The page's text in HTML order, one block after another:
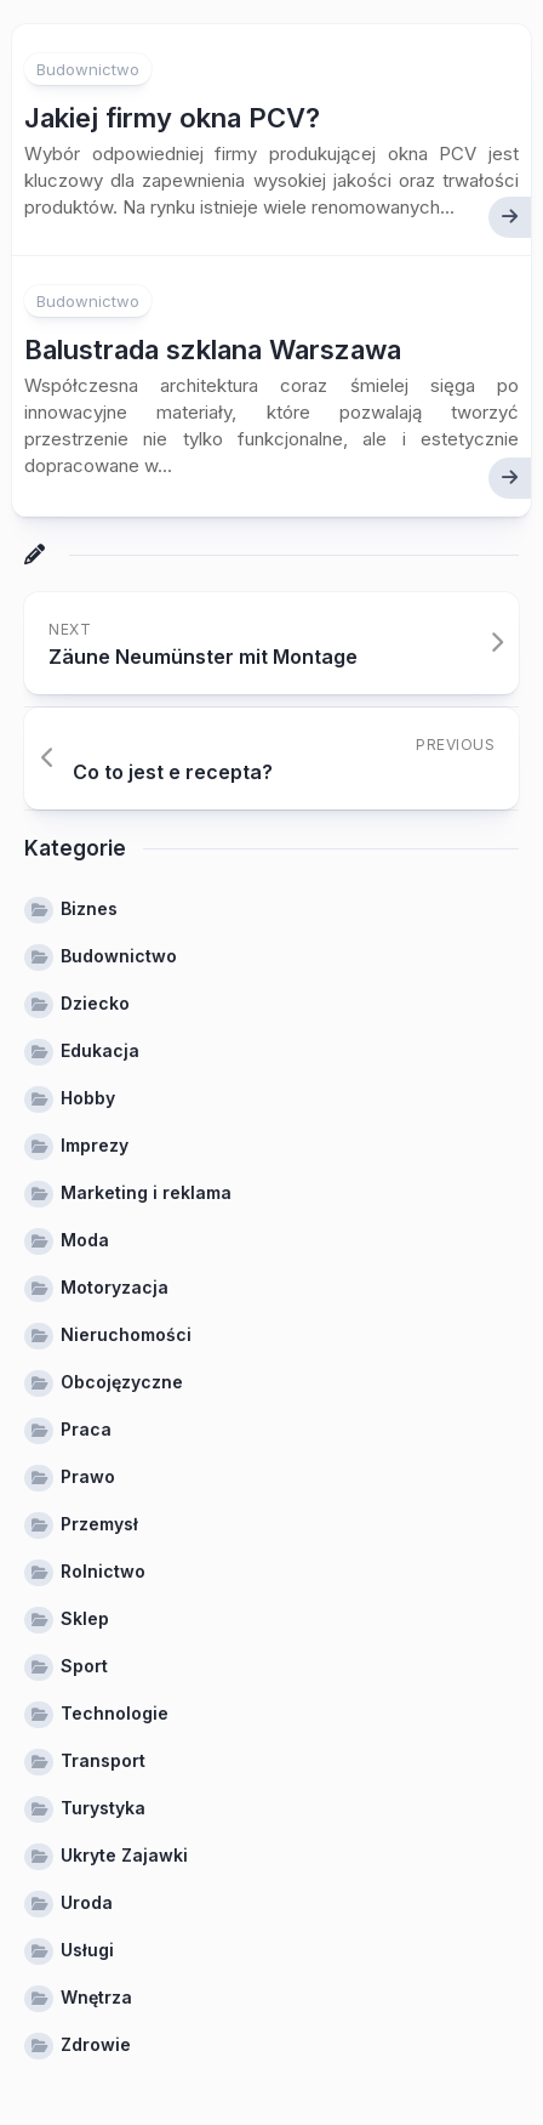
Budownictwo
Jakiej firmy okna PCV?
Wybór odpowiedniej firmy produkującej okna PCV jest
kluczowy dla zapewnienia wysokiej jakości oraz trwałości
produktów. Na rynku istnieje wiele renomowanych...
Budownictwo
Balustrada szklana Warszawa
Współczesna architektura coraz śmielej sięga po
innowacyjne materiały, które pozwalają tworzyć
przestrzenie nie tylko funkcjonalne, ale i estetycznie
dopracowane w...
NEXT
Zäune Neumünster mit Montage
PREVIOUS
Co to jest e recepta?
Kategorie
Biznes
Budownictwo
Dziecko
Edukacja
Hobby
Imprezy
Marketing i reklama
Moda
Motoryzacja
Nieruchomości
Obcojęzyczne
Praca
Prawo
Przemysł
Rolnictwo
Sklep
Sport
Technologie
Transport
Turystyka
Ukryte Zajawki
Uroda
Usługi
Wnętrza
Zdrowie